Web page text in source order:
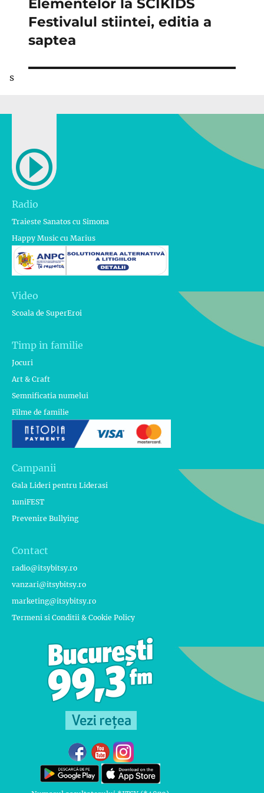
Elementelor la SCIKIDS
Festivalul stiintei, editia a
saptea
s
Radio
Traieste Sanatos cu Simona
Happy Music cu Marius
Video
Scoala de SuperEroi
Timp in familie
Jocuri
Art & Craft
Semnificatia numelui
Filme de familie
Campanii
Gala Lideri pentru Liderasi
1uniFEST
Prevenire Bullying
Contact
radio@itsybitsy.ro
vanzari@itsybitsy.ro
marketing@itsybitsy.ro
Termeni si Conditii & Cookie Policy